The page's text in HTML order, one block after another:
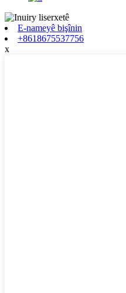
E-nameyê bişînin
+8618675537756
x